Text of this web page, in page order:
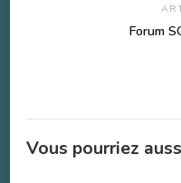
Forum
Vous pourriez